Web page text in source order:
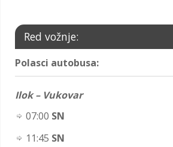
Red vožnje:
Polasci autobusa:
Ilok – Vukovar
07:00 SN
11:45 SN